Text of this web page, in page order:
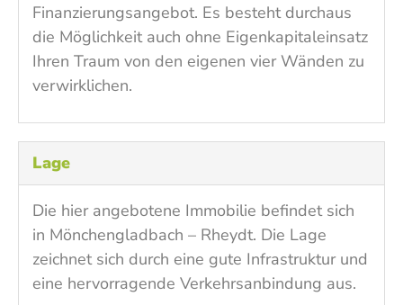
Finanzierungsangebot. Es besteht durchaus
die Möglichkeit auch ohne Eigenkapitaleinsatz
Ihren Traum von den eigenen vier Wänden zu
verwirklichen.
Lage
Die hier angebotene Immobilie befindet sich
in Mönchengladbach – Rheydt. Die Lage
zeichnet sich durch eine gute Infrastruktur und
eine hervorragende Verkehrsanbindung aus.